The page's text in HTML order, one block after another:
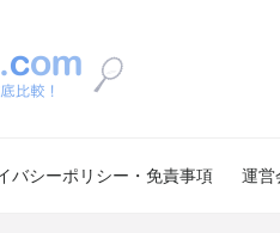
バシーポリシー・免責事項 運営